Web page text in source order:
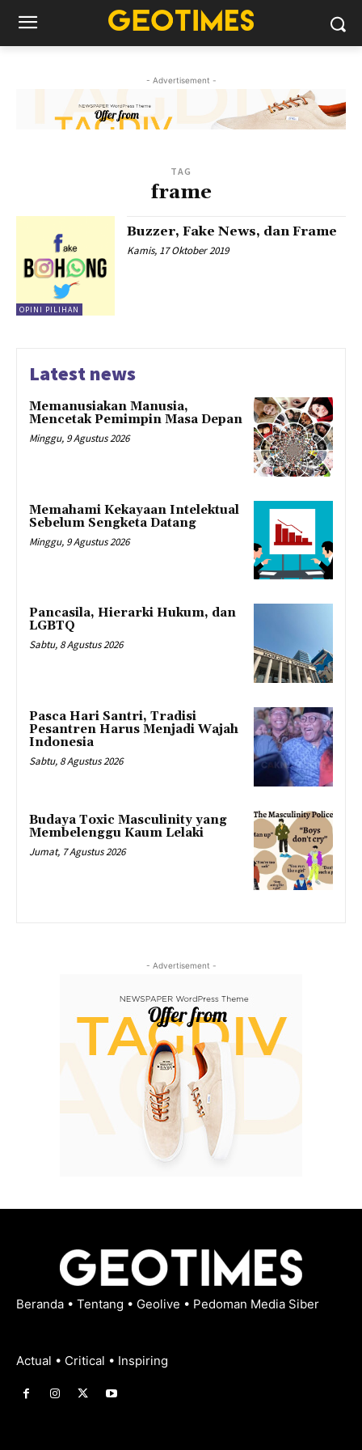
- Advertisement -
TAG
frame
OPINI PILIHAN
Buzzer, Fake News, dan Frame
Kamis, 17 Oktober 2019
Latest news
Memanusiakan Manusia,
Mencetak Pemimpin Masa Depan
Minggu, 9 Agustus 2026
Memahami Kekayaan Intelektual
Sebelum Sengketa Datang
Minggu, 9 Agustus 2026
Pancasila, Hierarki Hukum, dan
LGBTQ
Sabtu, 8 Agustus 2026
Pasca Hari Santri, Tradisi
Pesantren Harus Menjadi Wajah
Indonesia
Sabtu, 8 Agustus 2026
Budaya Toxic Masculinity yang
Membelenggu Kaum Lelaki
Jumat, 7 Agustus 2026
- Advertisement -
Beranda • Tentang • Geolive • Pedoman Media Siber
Actual • Critical • Inspiring